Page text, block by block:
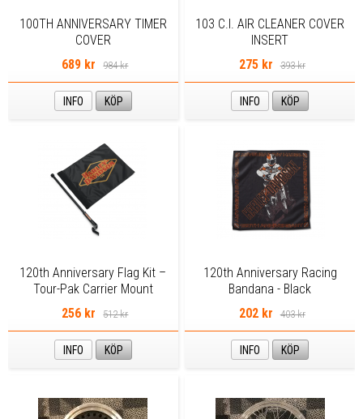
100TH ANNIVERSARY TIMER
COVER
689 kr
984 kr
INFO KÖP
103 C.I. AIR CLEANER COVER
INSERT
275 kr
393 kr
INFO KÖP
120th Anniversary Flag Kit –
Tour-Pak Carrier Mount
256 kr
512 kr
INFO KÖP
120th Anniversary Racing
Bandana - Black
202 kr
403 kr
INFO KÖP